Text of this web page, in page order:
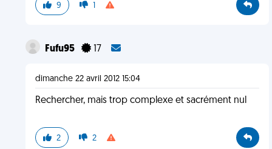
9 1
Fufu95 17
dimanche 22 avril 2012 15:04
Rechercher, mais trop complexe et sacrément nul
2 2